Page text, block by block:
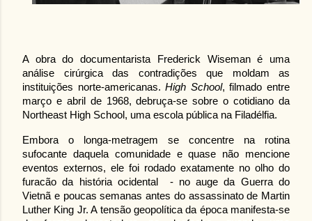
A obra do documentarista Frederick Wiseman é uma
análise cirúrgica das contradições que moldam as
instituições norte-americanas. High School, filmado entre
março e abril de 1968, debruça-se sobre o cotidiano da
Northeast High School, uma escola pública na Filadélfia.
Embora o longa-metragem se concentre na rotina
sufocante daquela comunidade e quase não mencione
eventos externos, ele foi rodado exatamente no olho do
furacão da história ocidental  - no auge da Guerra do
Vietnã e poucas semanas antes do assassinato de Martin
Luther King Jr. A tensão geopolítica da época manifesta-se